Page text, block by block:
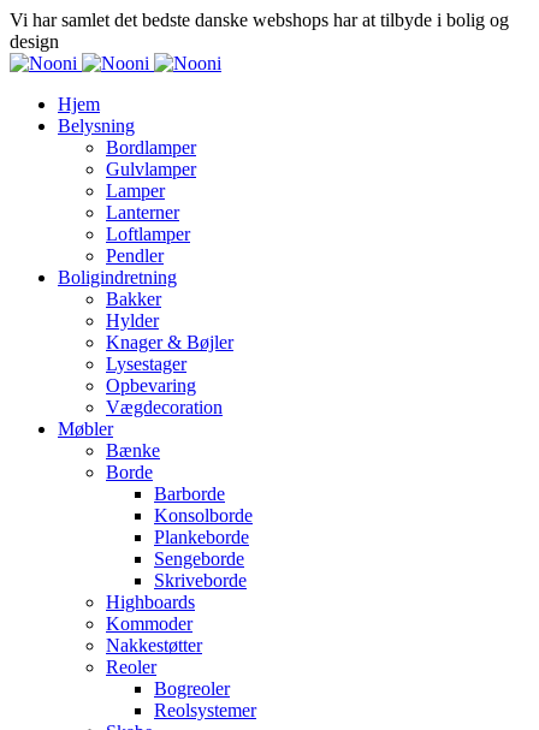
Vi har samlet det bedste danske webshops har at tilbyde i bolig og
design
Hjem
Belysning
Bordlamper
Gulvlamper
Lamper
Lanterner
Loftlamper
Pendler
Boligindretning
Bakker
Hylder
Knager & Bøjler
Lysestager
Opbevaring
Vægdecoration
Møbler
Bænke
Borde
Barborde
Konsolborde
Plankeborde
Sengeborde
Skriveborde
Highboards
Kommoder
Nakkestøtter
Reoler
Bogreoler
Reolsystemer